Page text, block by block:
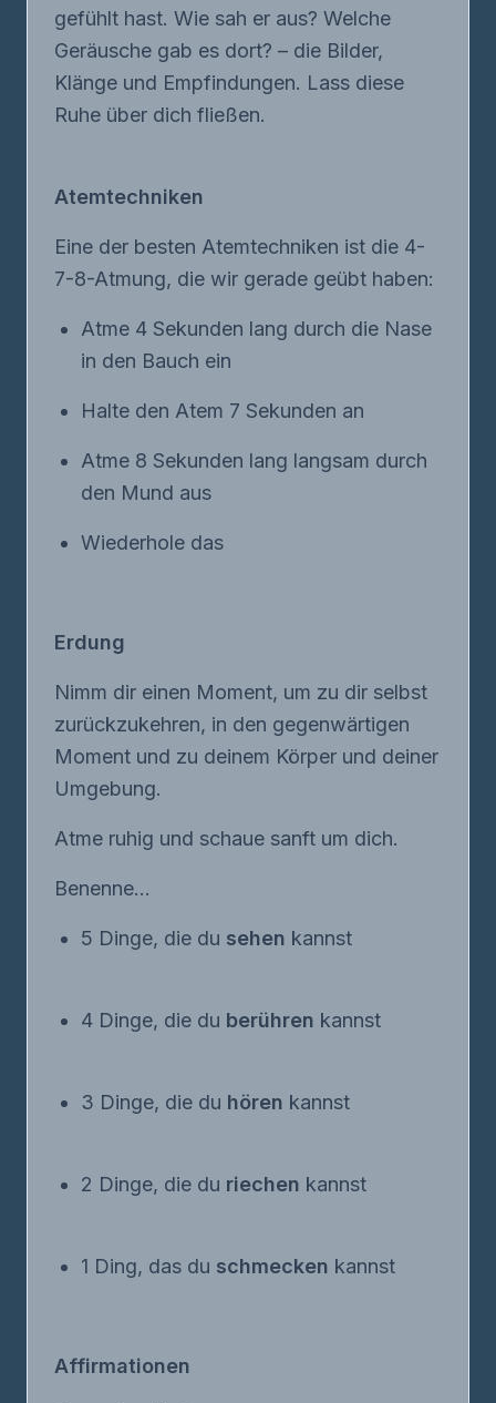
gefühlt hast. Wie sah er aus? Welche
Geräusche gab es dort? – die Bilder,
Klänge und Empfindungen. Lass diese
Ruhe über dich fließen.
Atemtechniken
Eine der besten Atemtechniken ist die 4-
7-8-Atmung, die wir gerade geübt haben:
Atme 4 Sekunden lang durch die Nase
in den Bauch ein
Halte den Atem 7 Sekunden an
Atme 8 Sekunden lang langsam durch
den Mund aus
Wiederhole das
Erdung
Nimm dir einen Moment, um zu dir selbst
zurückzukehren, in den gegenwärtigen
Moment und zu deinem Körper und deiner
Umgebung.
Atme ruhig und schaue sanft um dich.
Benenne...
5 Dinge, die du sehen kannst
4 Dinge, die du berühren kannst
3 Dinge, die du hören kannst
2 Dinge, die du riechen kannst
1 Ding, das du schmecken kannst
Affirmationen